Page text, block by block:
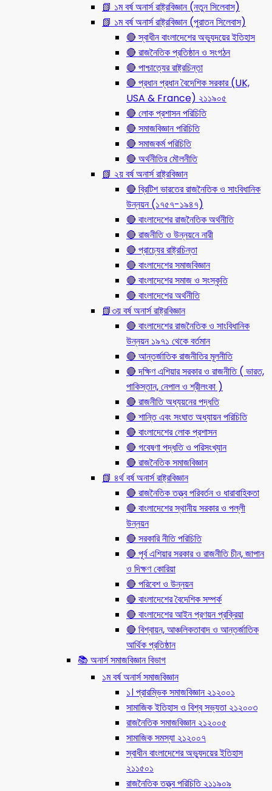
📗 ১ম বর্ষ অনার্স রাষ্ট্রবিজ্ঞান (নতুন সিলেবাস)
📗 ১ম বর্ষ অনার্স রাষ্ট্রবিজ্ঞান (পুরাতন সিলেবাস)
🔴 স্বাধীন বাংলাদেশের অভ্যুদয়ের ইতিহাস
🔴 রাজনৈতিক প্রতিষ্ঠান ও সংগঠন
🔴 পাশ্চাত্যের রাষ্ট্রচিন্তা
🔴 প্রধান প্রধান বৈদেশিক সরকার (UK,
USA & France) ২১১৯০৫
🔴 লোক প্রশাসন পরিচিতি
🔴 সমাজবিজ্ঞান পরিচিতি
🔴 সমাজকর্ম পরিচিতি
🔴 অর্থনীতির মৌলনীতি
📗 ২য় বর্ষ অনার্স রাষ্ট্রবিজ্ঞান
🔴 ব্রিটিশ ভারতের রাজনৈতিক ও সাংবিধানিক
উন্নয়ন (১৭৫৭-১৯৪৭)
🔴 বাংলাদেশের রাজনৈতিক অর্থনীতি
🔴 রাজনীতি ও উন্নয়নে নারী
🔴 প্রাচ্যের রাষ্ট্রচিন্তা
🔴 বাংলাদেশের সমাজবিজ্ঞান
🔴 বাংলাদেশের সমাজ ও সংস্কৃতি
🔴 বাংলাদেশের অর্থনীতি
📗৩য় বর্ষ অনার্স রাষ্ট্রবিজ্ঞান
🔴 বাংলাদেশের রাজনৈতিক ও সাংবিধানিক
উন্নয়ন ১৯৭১ থেকে বর্তমান
🔴 আন্তর্জাতিক রাজনীতির মূলনীতি
🔴 দক্ষিণ এশিয়ার সরকার ও রাজনীতি ( ভারত,
পাকিস্তান, নেপাল ও শ্রীলংকা )
🔴 রাজনীতি অধ্যয়নের পদ্ধতি
🔴 শান্তি এবং সংঘাত অধ্যায়ন পরিচিতি
🔴 বাংলাদেশের লোক প্রশাসন
🔴 গবেষণা পদ্ধতি ও পরিসংখ্যান
🔴 রাজনৈতিক সমাজবিজ্ঞান
📗 ৪র্থ বর্ষ অনার্স রাষ্ট্রবিজ্ঞান
🔴 রাজনৈতিক তত্ত্ব পরিবর্তন ও ধারাবাহিকতা
🔴 বাংলাদেশের স্থানীয় সরকার ও পল্লী
উন্নয়ন
🔴 সরকারি নীতি পরিচিতি
🔴 পূর্ব এশিয়ার সরকার ও রাজনীতি চীন, জাপান
ও দিক্ষণ কোরিয়া
🔴 পরিবেশ ও উন্নয়ন
🔴 বাংলাদেশের বৈদেশিক সম্পর্ক
🔴 বাংলাদেশের আইন প্রণয়ন প্রক্রিয়া
🔴 বিশ্বায়ন, আঞ্চলিকতাবাদ ও আন্তর্জাতিক
আর্থিক প্রতিষ্ঠান
📚 অনার্স সমাজবিজ্ঞান বিভাগ
১ম বর্ষ অনার্স সমাজবিজ্ঞান
১। প্রারম্ভিক সমাজবিজ্ঞান ২১২০০১
সামাজিক ইতিহাস ও বিশ্ব সভ্যতা ২১২০০৩
রাজনৈতিক সমাজবিজ্ঞান ২১২০০৫
সামাজিক সমস্যা ২১২০০৭
স্বাধীন বাংলাদেশের অভ্যুদয়ের ইতিহাস
২১১৫০১
রাজনৈতিক তত্ত্ব পরিচিতি ২১১৯০৯